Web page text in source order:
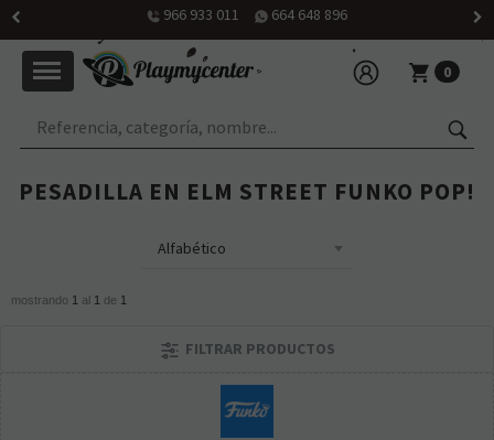
966 933 011 664 648 896
0
PESADILLA EN ELM STREET FUNKO POP!
mostrando 1 al 1 de 1
FILTRAR PRODUCTOS